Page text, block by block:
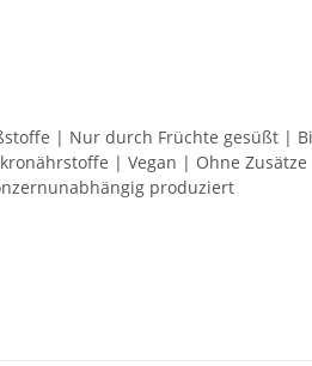
| Nur durch Früchte gesüßt |
| Vegan | Ohne
produziert